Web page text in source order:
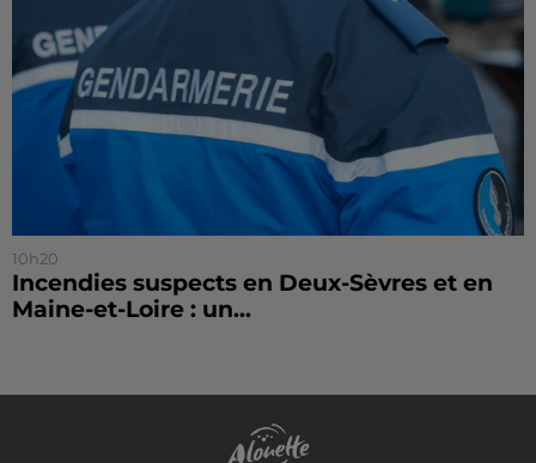
10h20
Incendies suspects en Deux-Sèvres et en
Maine-et-Loire : un...